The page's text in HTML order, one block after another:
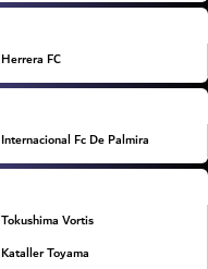
Herrera FC
Internacional Fc De Palmira
Tokushima Vortis
Kataller Toyama